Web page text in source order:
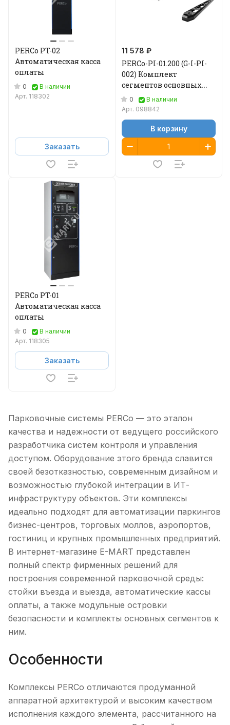
PERCo PT-02
Автоматическая касса
оплаты
0
В наличии
Арт. 118302
Заказать
11 578 ₽
PERCo-PI-01.200 (G-I-PI-
002) Комплект
сегментов основных
Островка безопасности
PERCo
0
В наличии
Арт. 098842
В корзину
PERCo PT-01
Автоматическая касса
оплаты
0
В наличии
Арт. 118305
Заказать
Парковочные системы PERCo — это эталон
качества и надежности от ведущего российского
разработчика систем контроля и управления
доступом. Оборудование этого бренда славится
своей безотказностью, современным дизайном и
возможностью глубокой интеграции в ИТ-
инфраструктуру объектов. Эти комплексы
идеально подходят для автоматизации паркингов
бизнес-центров, торговых моллов, аэропортов,
гостиниц и крупных промышленных предприятий.
В интернет-магазине E-MART представлен
полный спектр фирменных решений для
построения современной парковочной среды:
стойки въезда и выезда, автоматические кассы
оплаты, а также модульные островки
безопасности и комплекты основных сегментов к
ним.
Особенности
Комплексы PERCo отличаются продуманной
аппаратной архитектурой и высоким качеством
исполнения каждого элемента, рассчитанного на